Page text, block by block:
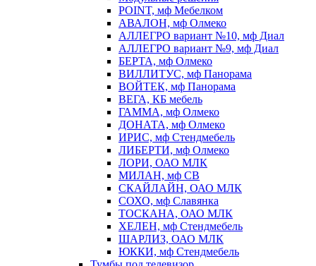
POINT, мф Мебелком
АВАЛОН, мф Олмеко
АЛЛЕГРО вариант №10, мф Диал
АЛЛЕГРО вариант №9, мф Диал
БЕРТА, мф Олмеко
ВИЛЛИТУС, мф Панорама
ВОЙТЕК, мф Панорама
ВЕГА, КБ мебель
ГАММА, мф Олмеко
ДОНАТА, мф Олмеко
ИРИС, мф Стендмебель
ЛИБЕРТИ, мф Олмеко
ЛОРИ, ОАО МЛК
МИЛАН, мф СВ
СКАЙЛАЙН, ОАО МЛК
СОХО, мф Славянка
ТОСКАНА, ОАО МЛК
ХЕЛЕН, мф Стендмебель
ШАРЛИЗ, ОАО МЛК
ЮККИ, мф Стендмебель